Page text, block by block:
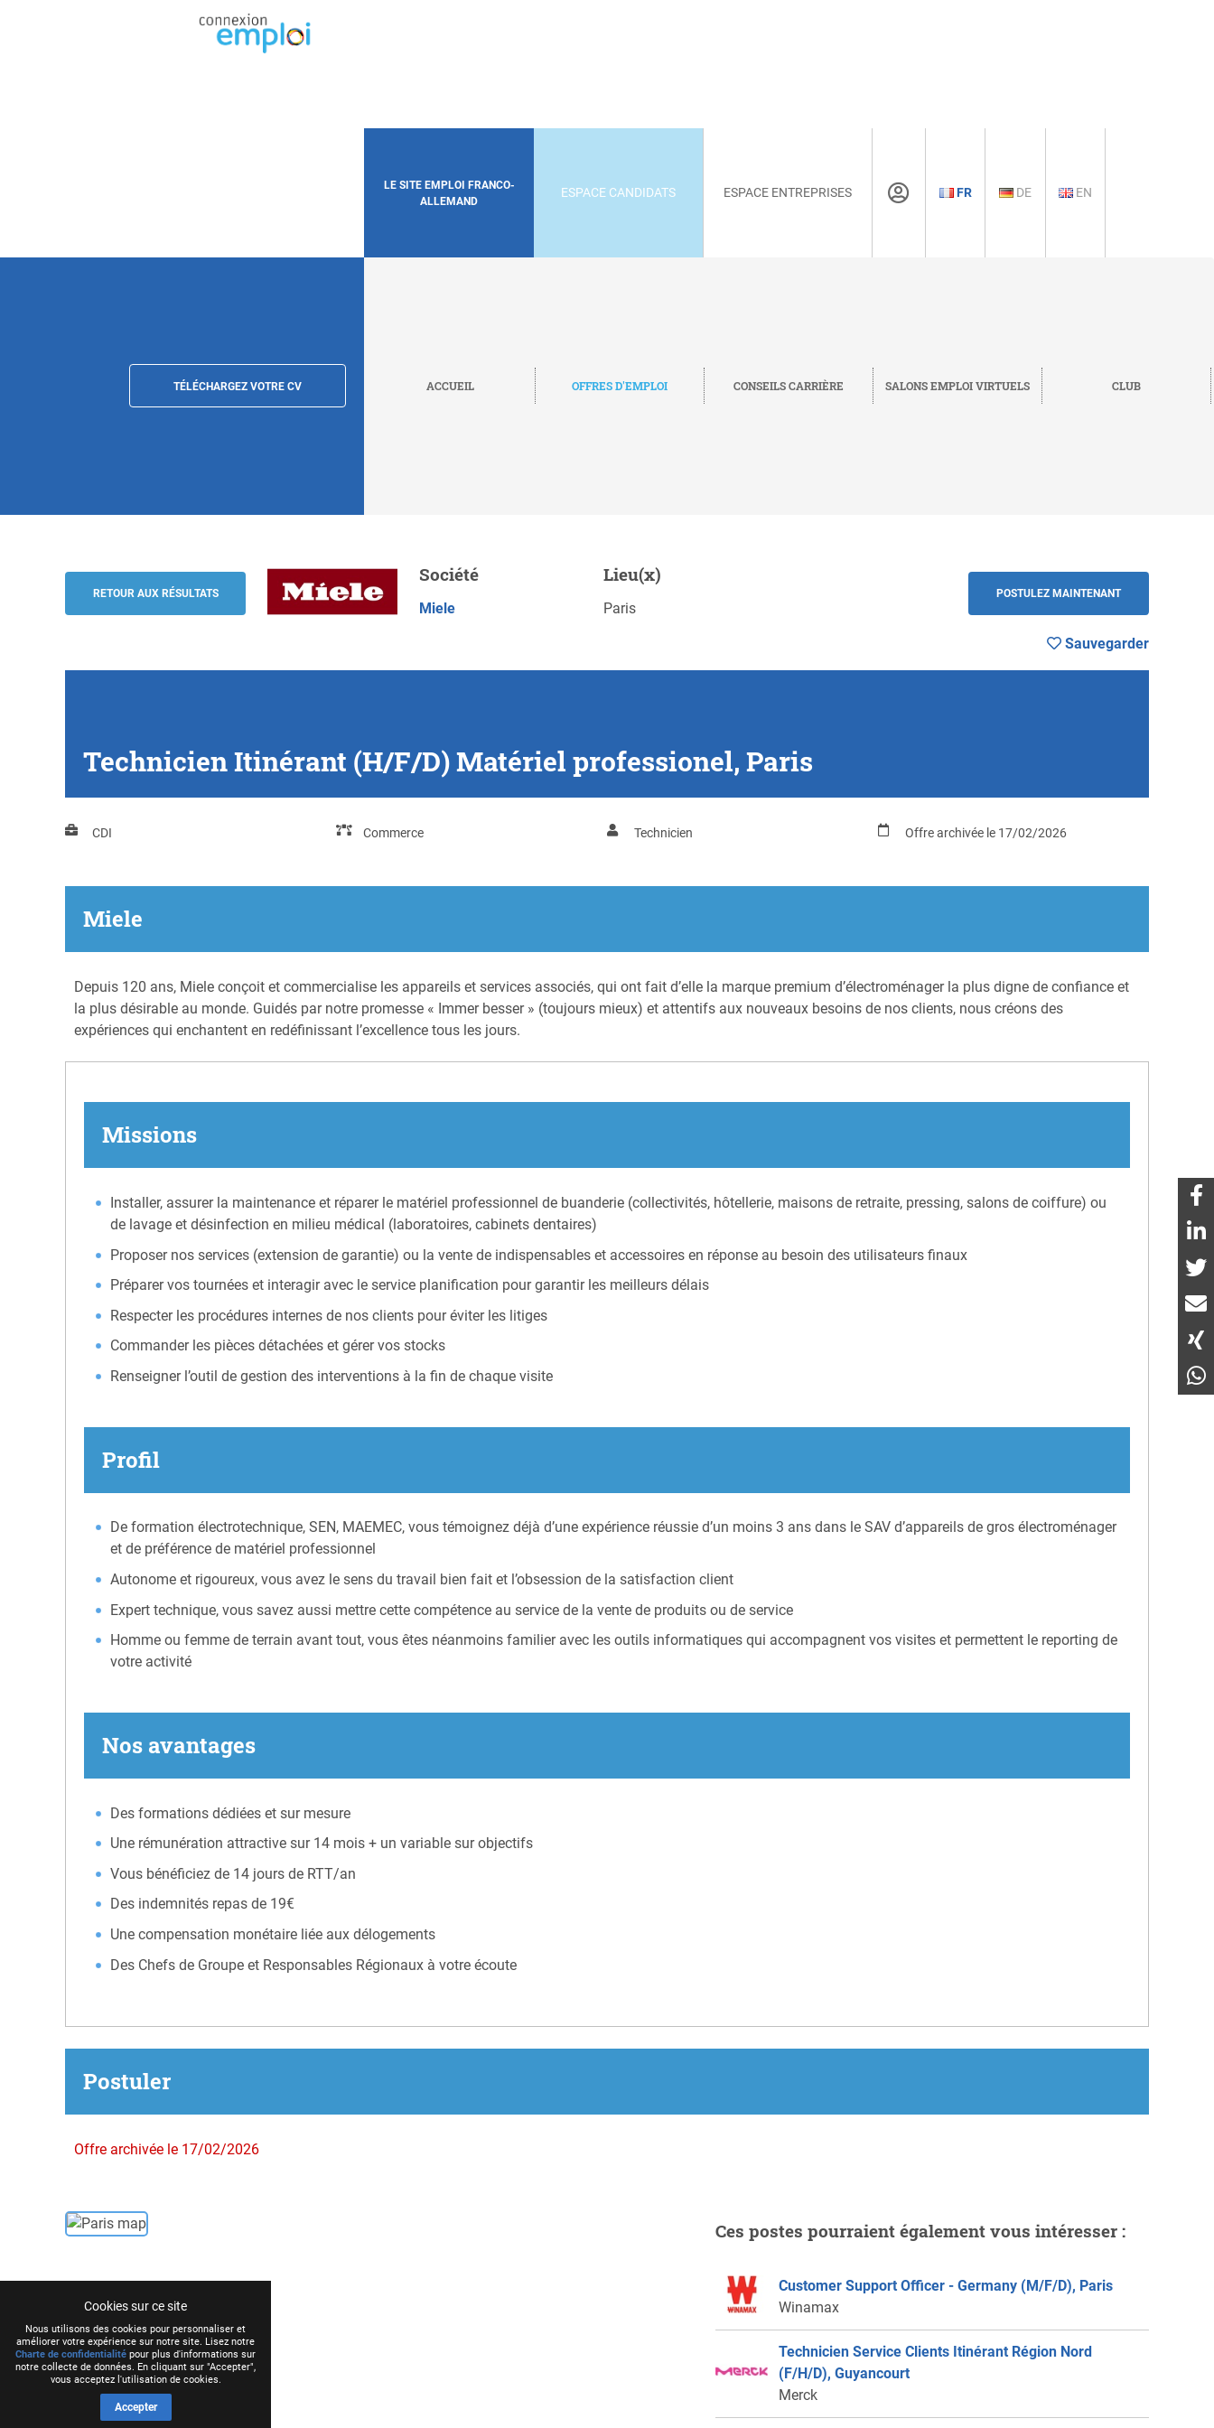
LE SITE EMPLOI FRANCO-
ALLEMAND
ESPACE CANDIDATS ESPACE ENTREPRISES FR DE EN
TÉLÉCHARGEZ VOTRE CV ACCUEIL OFFRES D'EMPLOI CONSEILS CARRIÈRE SALONS EMPLOI VIRTUELS CLUB
Miele
POSTULEZ MAINTENANT
RETOUR AUX RÉSULTATS
Société
Miele
Lieu(x)
Paris
POSTULEZ MAINTENANT
Sauvegarder
Technicien Itinérant (H/F/D) Matériel professionel, Paris
CDI Commerce Technicien Offre archivée le 17/02/2026
Miele
Depuis 120 ans, Miele conçoit et commercialise les appareils et services associés, qui ont fait d’elle la marque premium d’électroménager la plus digne de confiance et
la plus désirable au monde. Guidés par notre promesse « Immer besser » (toujours mieux) et attentifs aux nouveaux besoins de nos clients, nous créons des
expériences qui enchantent en redéfinissant l’excellence tous les jours.
Missions
Installer, assurer la maintenance et réparer le matériel professionnel de buanderie (collectivités, hôtellerie, maisons de retraite, pressing, salons de coiffure) ou
de lavage et désinfection en milieu médical (laboratoires, cabinets dentaires)
Proposer nos services (extension de garantie) ou la vente de indispensables et accessoires en réponse au besoin des utilisateurs finaux
Préparer vos tournées et interagir avec le service planification pour garantir les meilleurs délais
Respecter les procédures internes de nos clients pour éviter les litiges
Commander les pièces détachées et gérer vos stocks
Renseigner l’outil de gestion des interventions à la fin de chaque visite
Profil
De formation électrotechnique, SEN, MAEMEC, vous témoignez déjà d’une expérience réussie d’un moins 3 ans dans le SAV d’appareils de gros électroménager
et de préférence de matériel professionnel
Autonome et rigoureux, vous avez le sens du travail bien fait et l’obsession de la satisfaction client
Expert technique, vous savez aussi mettre cette compétence au service de la vente de produits ou de service
Homme ou femme de terrain avant tout, vous êtes néanmoins familier avec les outils informatiques qui accompagnent vos visites et permettent le reporting de
votre activité
Nos avantages
Des formations dédiées et sur mesure
Une rémunération attractive sur 14 mois + un variable sur objectifs
Vous bénéficiez de 14 jours de RTT/an
Des indemnités repas de 19€
Une compensation monétaire liée aux délogements
Des Chefs de Groupe et Responsables Régionaux à votre écoute
Postuler
Offre archivée le 17/02/2026
Ces postes pourraient également vous intéresser :
Customer Support Officer - Germany (M/F/D), Paris
Winamax
Technicien Service Clients Itinérant Région Nord
(F/H/D), Guyancourt
Merck
Cookies sur ce site
Nous utilisons des cookies pour personnaliser et
améliorer votre expérience sur notre site. Lisez notre
Charte de confidentialité pour plus d'informations sur
notre collecte de données. En cliquant sur "Accepter",
vous acceptez l'utilisation de cookies.
Accepter